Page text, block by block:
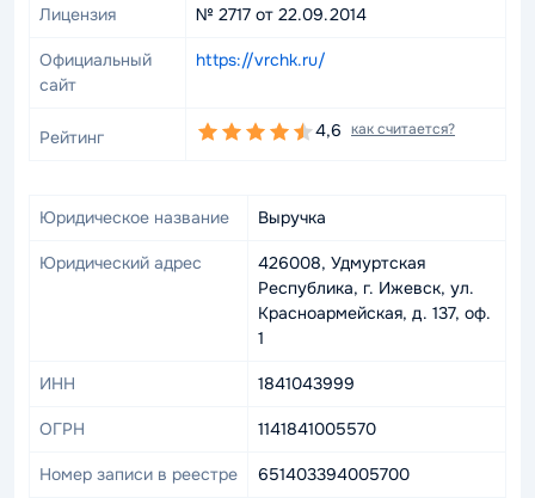
Лицензия № 2717 от 22.09.2014
Официальный
сайт
https://vrchk.ru/
Рейтинг 4,6 как считается?
Юридическое название Выручка
Юридический адрес
426008, Удмуртская
Республика, г. Ижевск, ул.
Красноармейская, д. 137, оф.
1
ИНН 1841043999
ОГРН 1141841005570
Номер записи в реестре 651403394005700